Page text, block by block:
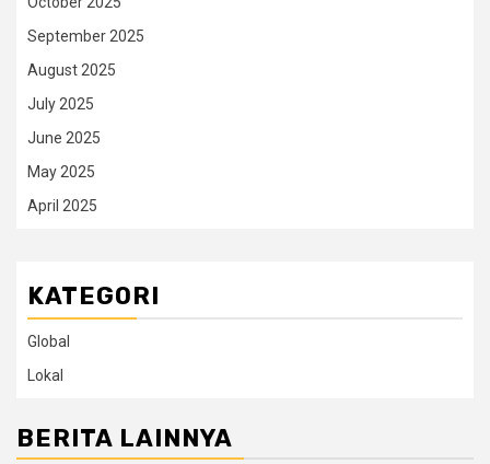
September 2025
August 2025
July 2025
June 2025
May 2025
April 2025
KATEGORI
Global
Lokal
BERITA LAINNYA